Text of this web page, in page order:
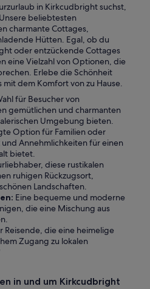
in Kirkcudbright suchst,
beliebtesten
charmante Cottages,
Hütten. Egal, ob du
oder entzückende Cottages
eine Vielzahl von Optionen, die
Erlebe die Schönheit
dem Komfort von zu Hause.
für Besucher von
gemütlichen und charmanten
Umgebung bieten.
Option für Familien oder
Annehmlichkeiten für einen
bietet.
diese rustikalen
ruhigen Rückzugsort,
Landschaften.
Eine bequeme und moderne
die eine Mischung aus
Reisende, die eine heimelige
Zugang zu lokalen
in und um Kirkcudbright